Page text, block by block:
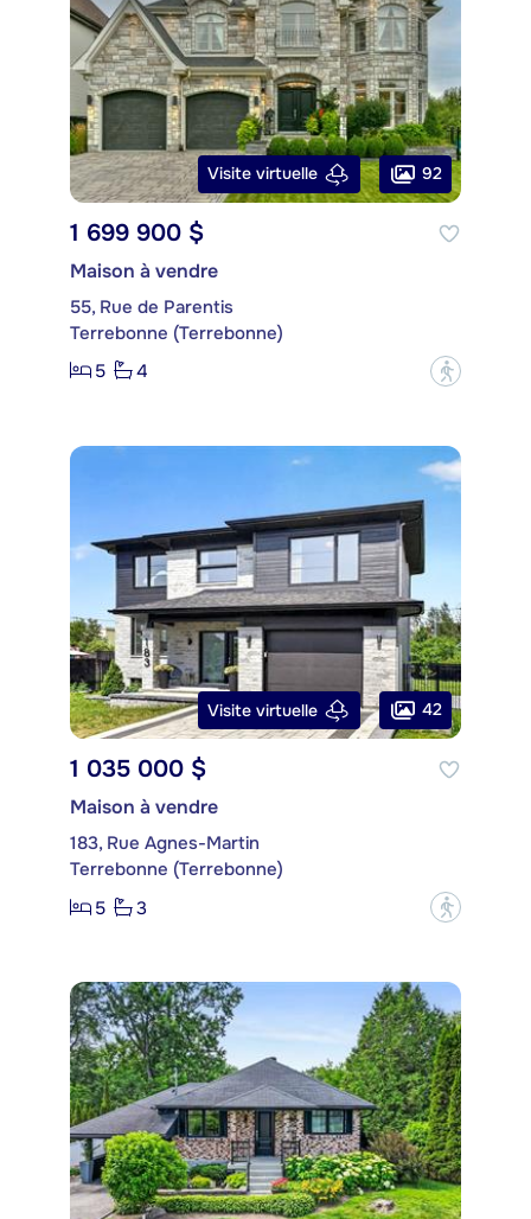
Visite virtuelle 92
1 699 900 $
Maison à vendre
55, Rue de Parentis
Terrebonne (Terrebonne)
5
4 ?
Visite virtuelle 42
1 035 000 $
Maison à vendre
183, Rue Agnes-Martin
Terrebonne (Terrebonne)
5
3 ?